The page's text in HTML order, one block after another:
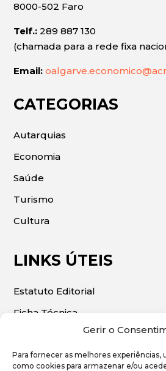
Gerir o
Para fornecer as melhores experiências,
como cookies para armazenar e/ou
8000-502 Faro
Telf.: 289 887 130
(chamada para a rede fixa
Email:
CATEGORIAS
Autarquias
Economia
Saúde
Turismo
Cultura
LINKS ÚTEIS
Estatuto Editorial
Ficha Técnica